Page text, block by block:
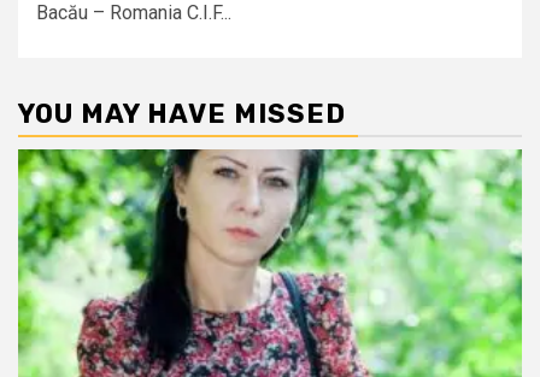
Bacău – Romania C.I.F...
YOU MAY HAVE MISSED